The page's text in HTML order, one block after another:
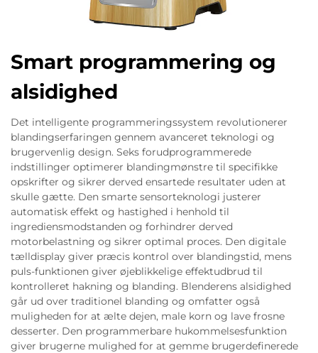
Smart programmering og
alsidighed
Det intelligente programmeringssystem revolutionerer
blandingserfaringen gennem avanceret teknologi og
brugervenlig design. Seks forudprogrammerede
indstillinger optimerer blandingmønstre til specifikke
opskrifter og sikrer derved ensartede resultater uden at
skulle gætte. Den smarte sensorteknologi justerer
automatisk effekt og hastighed i henhold til
ingrediensmodstanden og forhindrer derved
motorbelastning og sikrer optimal proces. Den digitale
tælldisplay giver præcis kontrol over blandingstid, mens
puls-funktionen giver øjeblikkelige effektudbrud til
kontrolleret hakning og blanding. Blenderens alsidighed
går ud over traditionel blanding og omfatter også
muligheden for at ælte dejen, male korn og lave frosne
desserter. Den programmerbare hukommelsesfunktion
giver brugerne mulighed for at gemme brugerdefinerede